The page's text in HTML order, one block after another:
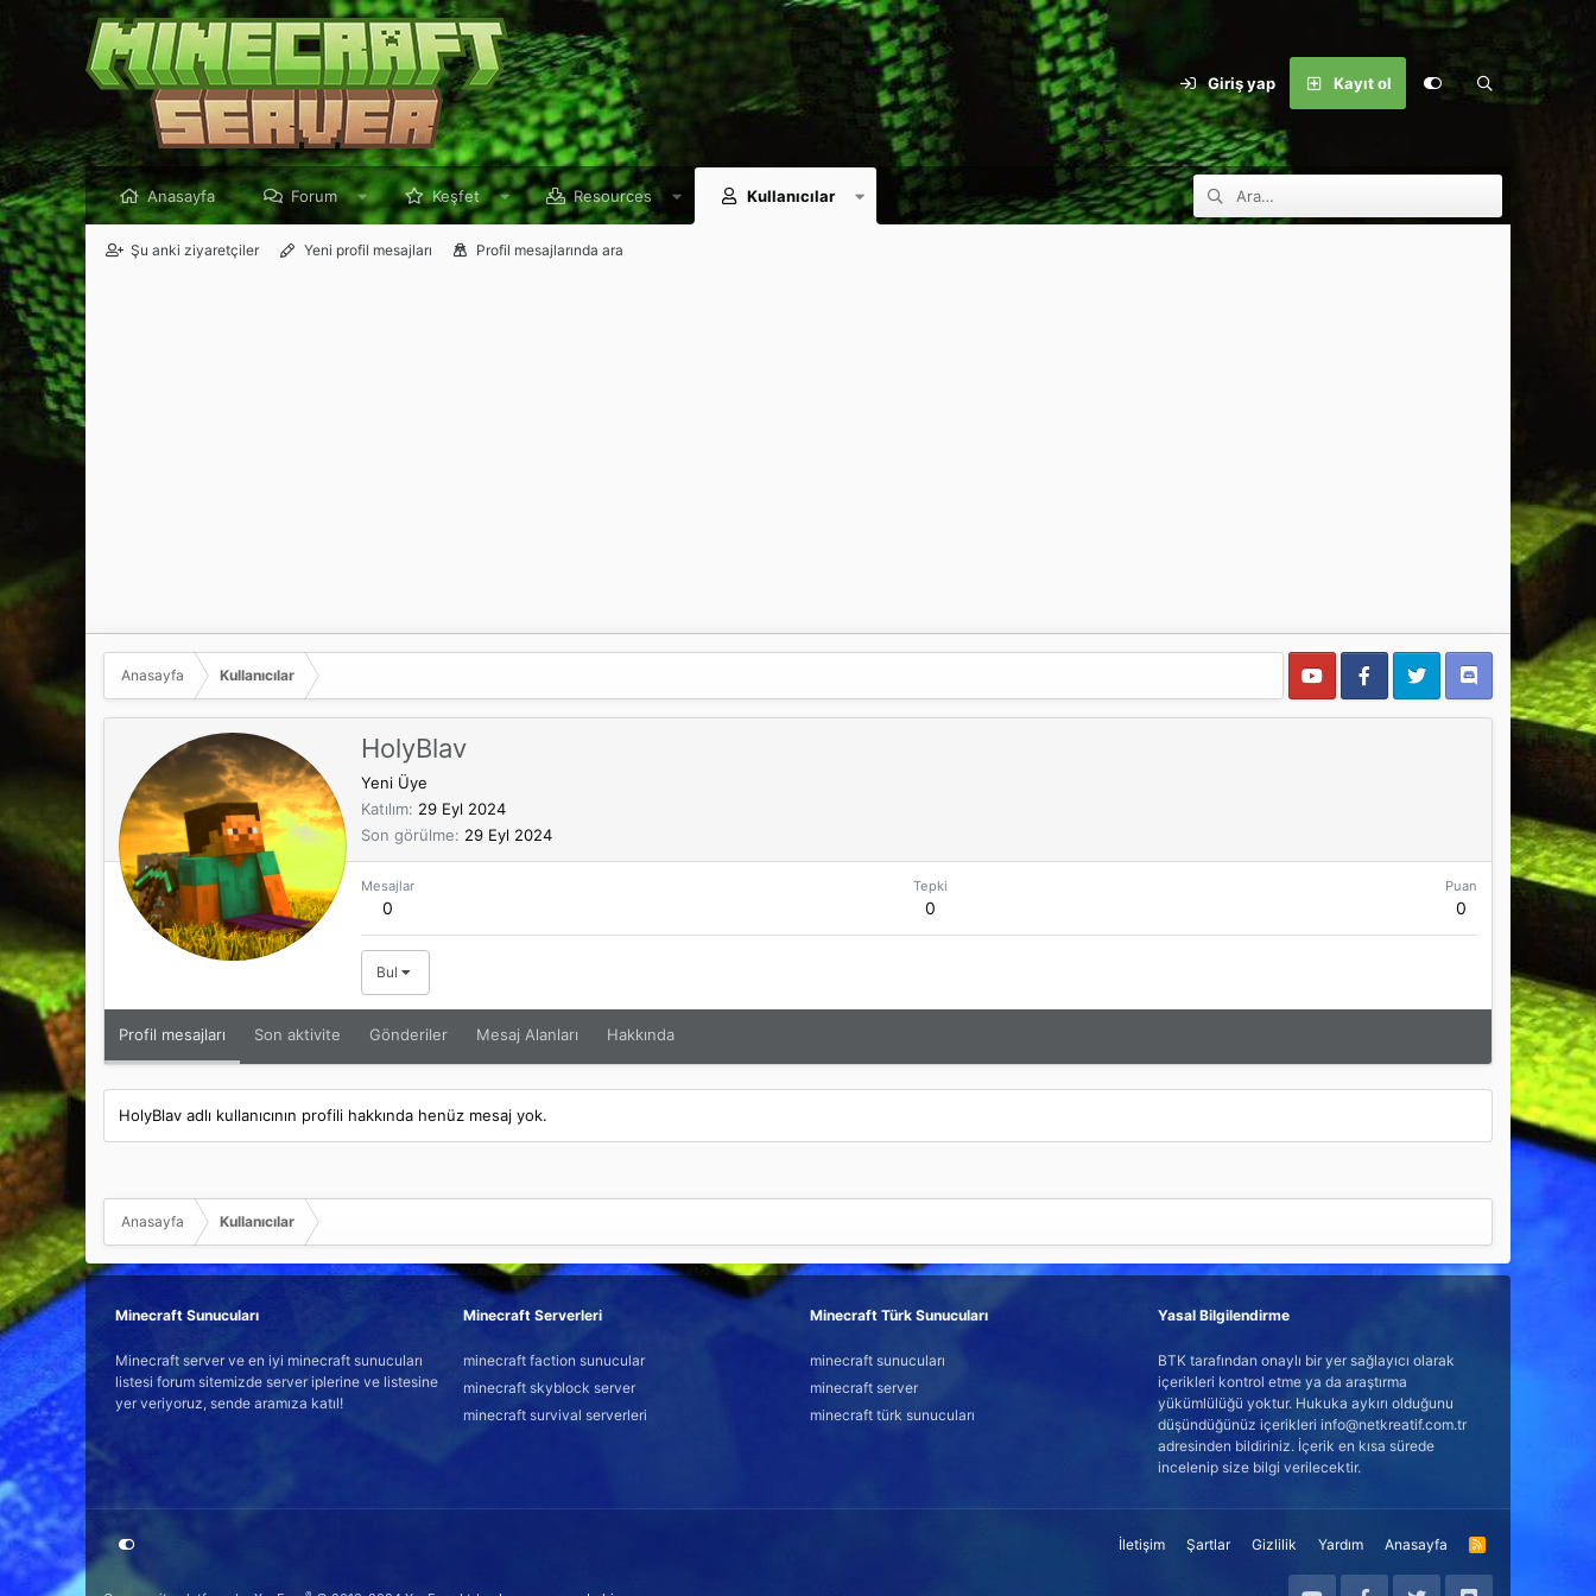
Giriş yap Kayıt ol
Anasayfa Forum Keşfet Resources Kullanıcılar
Şu anki ziyaretçiler Yeni profil mesajları Profil mesajlarında ara
Anasayfa Kullanıcılar
HolyBlav
Yeni Üye
Katılım 29 Eyl 2024
Son görülme
29 Eyl 2024
Mesajlar
0
Tepki
0
Puan
0
Bul
Profil mesajları Son aktivite Gönderiler Mesaj Alanları Hakkında
HolyBlav adlı kullanıcının profili hakkında henüz mesaj yok.
Anasayfa Kullanıcılar
Minecraft Sunucuları
Minecraft server ve en iyi minecraft sunucuları
listesi forum sitemizde server iplerine ve listesine
yer veriyoruz, sende aramıza katıl!
Minecraft Serverleri
minecraft faction sunucular
minecraft skyblock server
minecraft survival serverleri
Minecraft Türk Sunucuları
minecraft sunucuları
minecraft server
minecraft türk sunucuları
Yasal Bilgilendirme
BTK tarafından onaylı bir yer sağlayıcı olarak
içerikleri kontrol etme ya da araştırma
yükümlülüğü yoktur. Hukuka aykırı olduğunu
düşündüğünüz içerikleri info@netkreatif.com.tr
adresinden bildiriniz. İçerik en kısa sürede
incelenip size bilgi verilecektir.
İletişim Şartlar Gizlilik Yardım Anasayfa
R
S